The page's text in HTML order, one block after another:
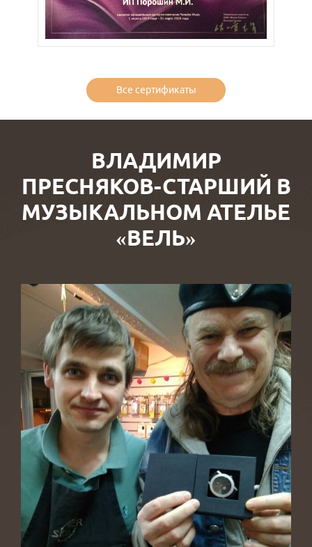
Все сертификаты
ВЛАДИМИР
ПРЕСНЯКОВ-СТАРШИЙ В
МУЗЫКАЛЬНОМ АТЕЛЬЕ
«ВЕЛЬ»